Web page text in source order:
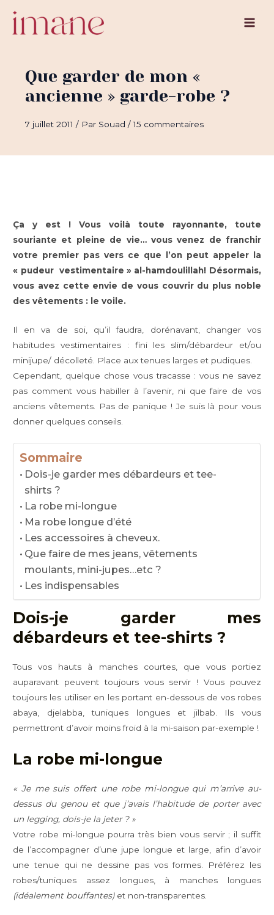
contenu
Main
Que garder de mon «
ancienne » garde-robe ?
7 juillet 2011/ Par Souad/15 commentaires
Ça y est ! Vous voilà toute rayonnante, toute
souriante et pleine de vie… vous venez de franchir
votre premier pas vers ce que l’on peut appeler la
« pudeur vestimentaire » al-hamdoulillah! Désormais,
vous avez cette envie de vous couvrir du plus noble
des vêtements : le voile.
Il en va de soi, qu’il faudra, dorénavant, changer vos
habitudes vestimentaires : fini les slim/débardeur et/ou
minijupe/ décolleté. Place aux tenues larges et pudiques.
Cependant, quelque chose vous tracasse : vous ne savez
pas comment vous habiller à l’avenir, ni que faire de vos
anciens vêtements. Pas de panique ! Je suis là pour vous
donner quelques conseils.
Sommaire
Dois-je garder mes débardeurs et tee-
shirts ?
La robe mi-longue
Ma robe longue d’été
Les accessoires à cheveux.
Que faire de mes jeans, vêtements
moulants, mini-jupes…etc ?
Les indispensables
Dois-je garder mes
débardeurs et tee-shirts ?
Tous vos hauts à manches courtes, que vous portiez
auparavant peuvent toujours vous servir ! Vous pouvez
toujours les utiliser en les portant en-dessous de vos robes
abaya, djelabba, tuniques longues et jilbab. Ils vous
permettront d’avoir moins froid à la mi-saison par-exemple !
La robe mi-longue
« Je me suis offert une robe mi-longue qui m’arrive au-
dessus du genou et que j’avais l’habitude de porter avec
un legging, dois-je la jeter ? »
Votre robe mi-longue pourra très bien vous servir ; il suffit
de l’accompagner d’une jupe longue et large, afin d’avoir
une tenue qui ne dessine pas vos formes. Préférez les
robes/tuniques assez longues, à manches longues
(idéalement bouffantes)et non-transparentes.